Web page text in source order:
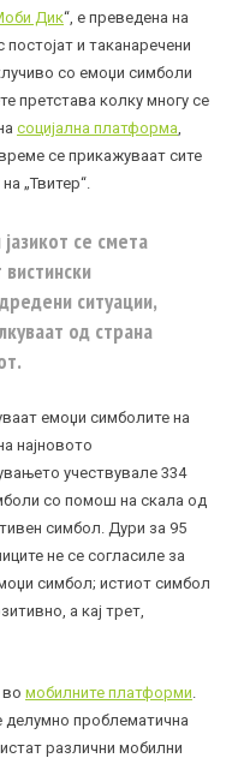
Дик“, е преведена на
и таканаречени
со емоџи симболи
претстава колку многу се
социјална платформа
се прикажуваат сите
„Твитер“.
се смета
ситуации,
од страна
емоџи симболите на
најновото
учествувале 334
со помош на скала од
симбол. Дури за 95
не се согласиле за
симбол; истиот симбол
а кај трет,
мобилните платформи
делумно проблематична
различни мобилни